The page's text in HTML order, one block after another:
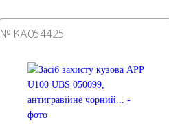
№ КА054425